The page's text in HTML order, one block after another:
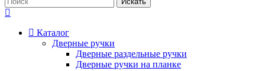
Каталог
Дверные ручки
Дверные раздельные ручки
Дверные ручки на планке